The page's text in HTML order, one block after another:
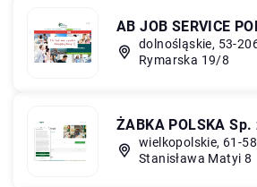
AB JOB SERVICE
dolnośląskie, 53-
Rymarska 19/8
ŻABKA POLSKA Sp.
wielkopolskie, 61-
Stanisława Matyi 8